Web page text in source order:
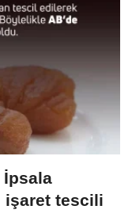
İpsala
işaret tescili